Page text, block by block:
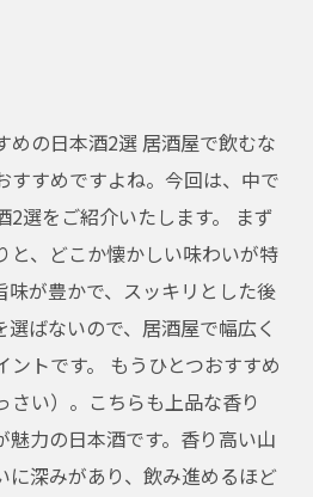
めの日本酒2選 居酒屋で飲むな
すすめですよね。今回は、中で
2選をご紹介いたします。 まず
と、どこか懐かしい味わいが特
味が豊かで、スッキリとした後
ばないので、居酒屋で幅広く
トです。 もうひとつおすすめ
さい）。こちらも上品な香り
魅力の日本酒です。香り高い山
に深みがあり、飲み進めるほど